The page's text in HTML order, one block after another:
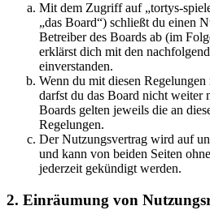
Mit dem Zugriff auf „tortys-
„das Board“) schließt du einen
Betreiber des Boards ab (im
erklärst dich mit den
einverstanden.
Wenn du mit diesen
darfst du das Board nicht weiter
Boards gelten jeweils die an
Regelungen.
Der Nutzungsvertrag wird auf
und kann von beiden Seiten
jederzeit gekündigt werden.
2. Einräumung von